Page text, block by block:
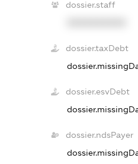
dossier.staff
dossier.taxDebt
dossier.esvDebt
dossier.ndsPayer